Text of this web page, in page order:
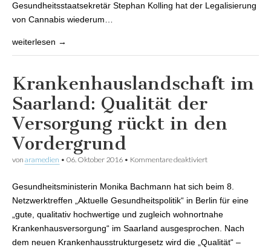
Gesundheitsstaatsekretär Stephan Kolling hat der Legalisierung
von Cannabis wiederum…
weiterlesen →
Krankenhauslandschaft im
Saarland: Qualität der
Versorgung rückt in den
Vordergrund
von aramedien • 06. Oktober 2016 • Kommentare deaktiviert
der Versorgung
den Vordergrund
Gesundheitsministerin Monika Bachmann hat sich beim 8.
Netzwerktreffen „Aktuelle Gesundheitspolitik“ in Berlin für eine
„gute, qualitativ hochwertige und zugleich wohnortnahe
Krankenhausversorgung“ im Saarland ausgesprochen. Nach
dem neuen Krankenhausstrukturgesetz wird die „Qualität“ –